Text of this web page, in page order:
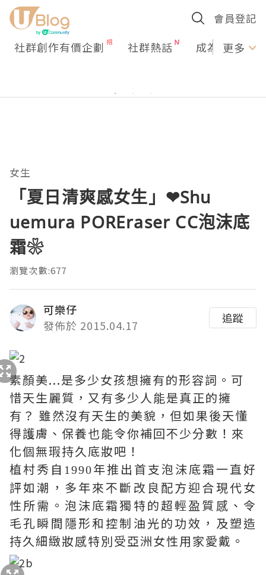
會員登記
社群創作有價企劃 社群熱話 成為U更多
女生
「夏日清爽感女生」❤Shu
uemura POREraser CC泡沫底
霜❀
瀏覽次數:677
可樂仔
發佈於 2015.04.17
追蹤
素顏美...是多少女孩想擁有的形容詞。可
惜天生麗質，又有多少人能是真正的擁
有？ 雖然沒有天生的美貌，但如果後天懂
得護膚、保養也能令你補回不少分數！來
化個無瑕持久底妝吧！
植村秀自 1990年推出首支泡沫底霜一直好
評如潮，多年來不斷改良配方迎合現代女
性所需。泡沫底霜獨特的超輕盈質感、令
毛孔瞬間隱形和控制油光的功效，及塑造
持久細緻妝感特別受亞洲女性用家愛戴。